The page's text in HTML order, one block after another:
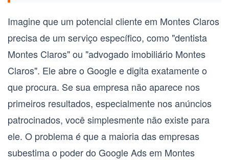
Imagine que um potencial cliente em Montes Claros
precisa de um serviço específico, como "dentista
Montes Claros" ou "advogado imobiliário Montes
Claros". Ele abre o Google e digita exatamente o
que procura. Se sua empresa não aparece nos
primeiros resultados, especialmente nos anúncios
patrocinados, você simplesmente não existe para
ele. O problema é que a maioria das empresas
subestima o poder do Google Ads em Montes